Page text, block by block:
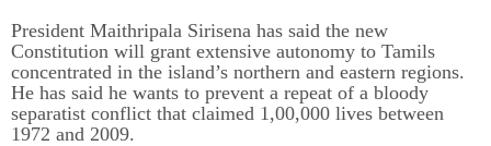
President Maithripala Sirisena has said the new
Constitution will grant extensive autonomy to Tamils
concentrated in the island’s northern and eastern regions.
He has said he wants to prevent a repeat of a bloody
separatist conflict that claimed 1,00,000 lives between
1972 and 2009.